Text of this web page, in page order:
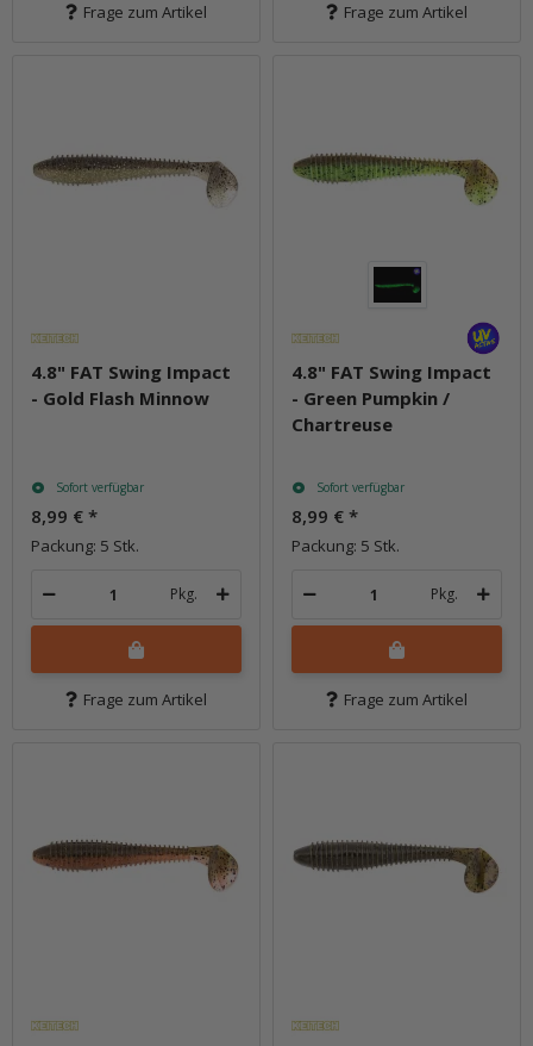
Frage zum Artikel Frage zum Artikel
4.8" FAT Swing Impact
- Gold Flash Minnow
Sofort verfügbar
8,99 € *
Packung: 5 Stk.
Pkg.
Frage zum Artikel
4.8" FAT Swing Impact
- Green Pumpkin /
Chartreuse
Sofort verfügbar
8,99 € *
Packung: 5 Stk.
Pkg.
Frage zum Artikel